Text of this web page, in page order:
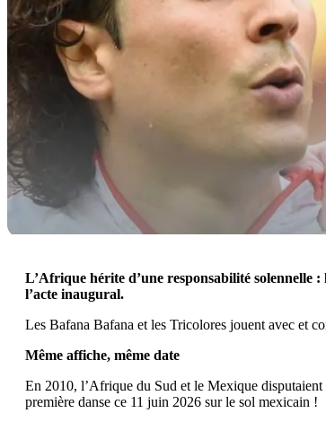
L’Afrique hérite d’une responsabilité solennelle
l’acte inaugural.
Les Bafana Bafana et les Tricolores jouent avec et
Même affiche, même date
En 2010, l’Afrique du Sud et le Mexique
première danse ce 11 juin 2026 sur le sol mexicain !